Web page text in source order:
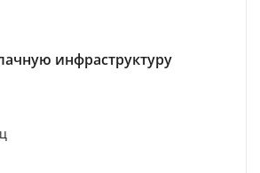
инфраструктуру